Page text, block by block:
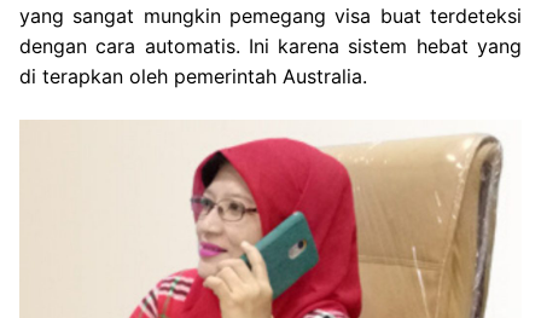
yang sangat mungkin pemegang visa buat terdeteksi
dengan cara automatis. Ini karena sistem hebat yang
di terapkan oleh pemerintah Australia.